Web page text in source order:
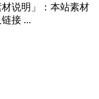
说明」：本站素材
接 ...